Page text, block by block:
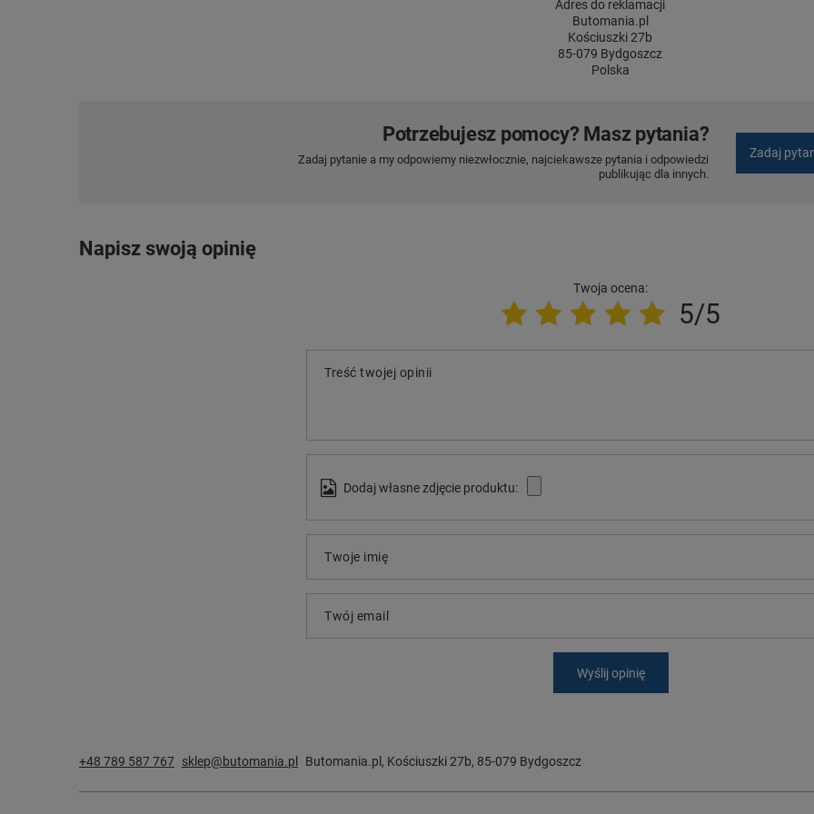
Adres do reklamacji
Butomania.pl
Kościuszki 27b
85-079 Bydgoszcz
Polska
Potrzebujesz pomocy? Masz pytania?
Zadaj pytanie a my odpowiemy niezwłocznie, najciekawsze pytania i odpowiedzi
publikując dla innych.
Zadaj
Napisz swoją opinię
Twoja ocena:
5/5
Treść twojej opinii
Dodaj własne zdjęcie produktu:
Twoje imię
Twój email
Wyślij opinię
+48 789 587 767 sklep@butomania.pl Butomania.pl , Kościuszki 27b, 85-079 Bydgoszcz